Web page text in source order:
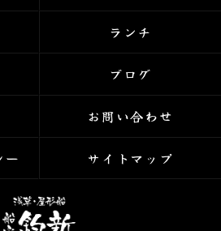
ランチ
ブログ
お問い合わせ
ー サイトマップ